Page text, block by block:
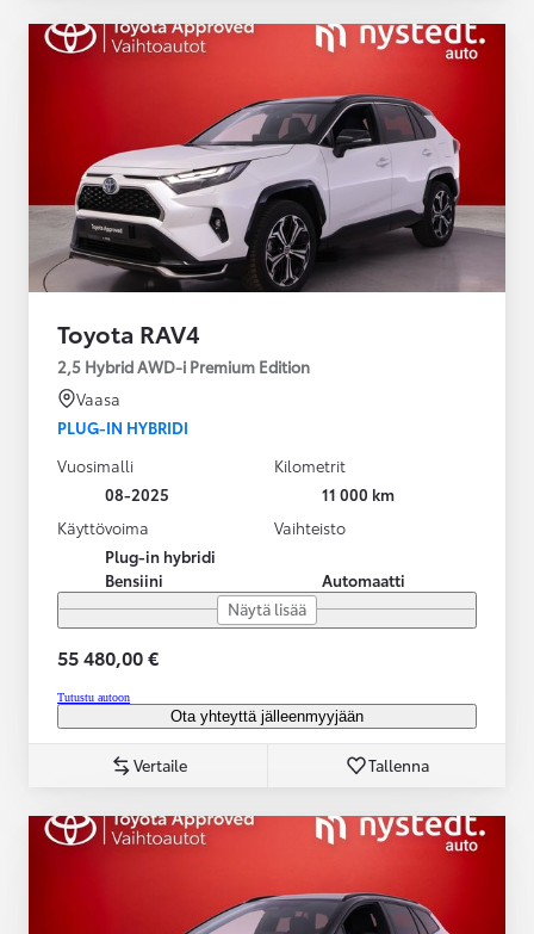
Toyota RAV4
2,5 Hybrid AWD-i Premium Edition
Vaasa
PLUG-IN HYBRIDI
Vuosimalli
08-2025
Kilometrit
11 000 km
Käyttövoima
Plug-in hybridi
Bensiini
Vaihteisto
Automaatti
Näytä lisää
55 480,00 €
Tutustu autoon
Ota yhteyttä jälleenmyyjään
Vertaile Tallenna